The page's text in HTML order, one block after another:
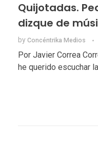
Quijotadas.
dizque de
by Concéntrika Medios
Por Javier Correa
he querido escuchar la